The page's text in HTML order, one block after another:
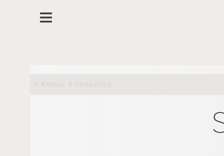
< Retour à collection